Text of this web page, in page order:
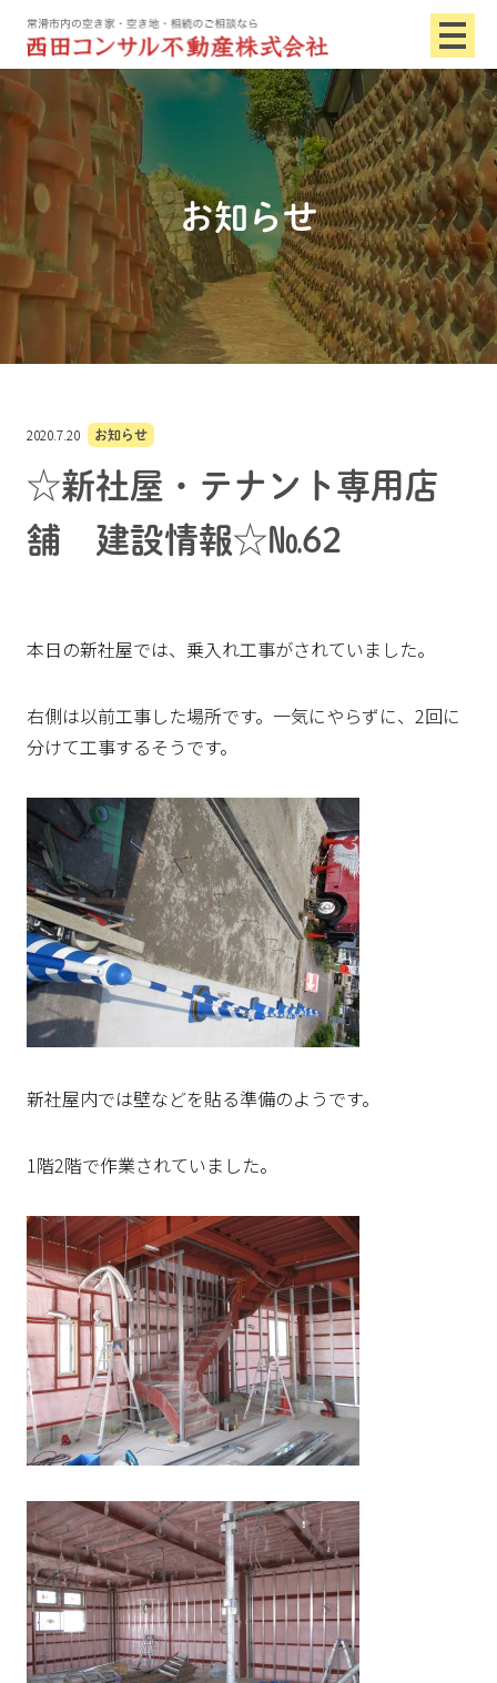
お知らせ
2020.7.20 お知らせ
☆新社屋・テナント専用店
舗 建設情報☆№62
本日の新社屋では、乗入れ工事がされていました。
右側は以前工事した場所です。一気にやらずに、2回に
分けて工事するそうです。
新社屋内では壁などを貼る準備のようです。
1階2階で作業されていました。